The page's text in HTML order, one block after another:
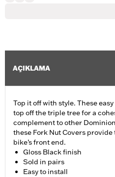
AÇIKLAMA
Top it off with style. These
top off the triple tree for a
complement to other
these Fork Nut Covers
bike’s front end.
Gloss Black finish
Sold in pairs
Easy to install